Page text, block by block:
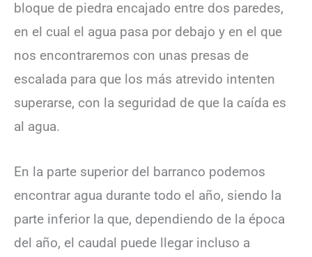
bloque de piedra encajado entre dos paredes,
en el cual el agua pasa por debajo y en el que
nos encontraremos con unas presas de
escalada para que los más atrevido intenten
superarse, con la seguridad de que la caída es
al agua.
En la parte superior del barranco podemos
encontrar agua durante todo el año, siendo la
parte inferior la que, dependiendo de la época
del año, el caudal puede llegar incluso a